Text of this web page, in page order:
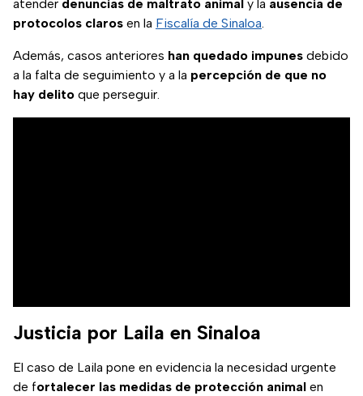
atender denuncias de maltrato animal y la ausencia de
protocolos claros en la Fiscalía de Sinaloa.
Además, casos anteriores han quedado impunes debido
a la falta de seguimiento y a la percepción de que no
hay delito que perseguir.
Justicia por Laila en Sinaloa
El caso de Laila pone en evidencia la necesidad urgente
de fortalecer las medidas de protección animal en